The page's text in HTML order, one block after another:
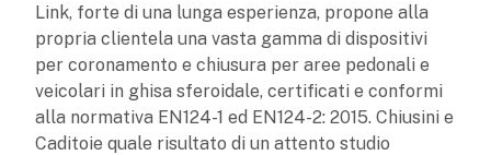
Link, forte di una lunga esperienza, propone alla
propria clientela una vasta gamma di dispositivi
per coronamento e chiusura per aree pedonali e
veicolari in ghisa sferoidale, certificati e conformi
alla normativa EN124-1 ed EN124-2: 2015. Chiusini e
Caditoie quale risultato di un attento studio